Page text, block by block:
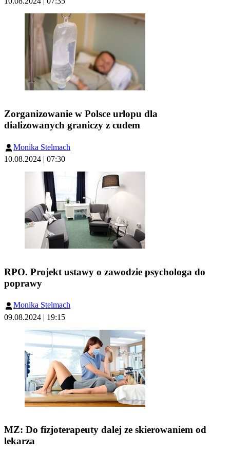
Zorganizowanie w Polsce urlopu dla
dializowanych graniczy z cudem
Monika Stelmach
10.08.2024 | 07:30
RPO. Projekt ustawy o zawodzie psychologa do
poprawy
Monika Stelmach
09.08.2024 | 19:15
MZ: Do fizjoterapeuty dalej ze skierowaniem od
lekarza